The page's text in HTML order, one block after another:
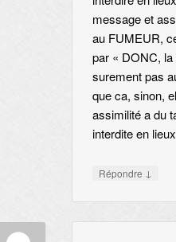
message et
au FUMEUR,
par « DONC, la
surement pas
que ca, sinon,
assimilité a du
interdite en
Répondre ↓